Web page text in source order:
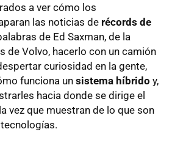
a ver cómo los
las noticias de récords de
de Ed Saxman, de la
de Volvo, hacerlo con un camión
curiosidad en la gente,
funciona un sistema híbrido y,
hacia donde se dirige el
vez que muestran de lo que son